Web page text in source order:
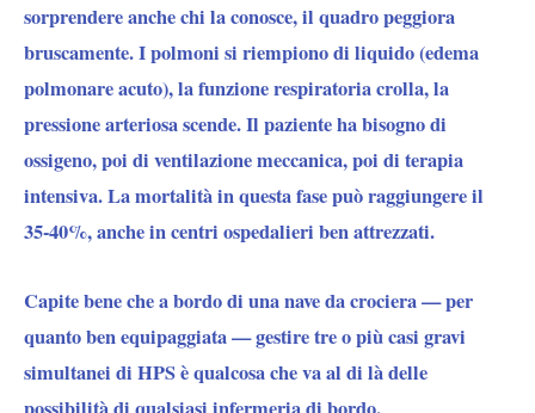
sorprendere anche chi la conosce, il quadro peggiora
bruscamente. I polmoni si riempiono di liquido (edema
polmonare acuto), la funzione respiratoria crolla, la
pressione arteriosa scende. Il paziente ha bisogno di
ossigeno, poi di ventilazione meccanica, poi di terapia
intensiva. La mortalità in questa fase può raggiungere il
35-40%, anche in centri ospedalieri ben attrezzati.
Capite bene che a bordo di una nave da crociera — per
quanto ben equipaggiata — gestire tre o più casi gravi
simultanei di HPS è qualcosa che va al di là delle